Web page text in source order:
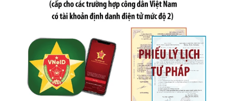
ngày 19 tháng 10 năm 2020 của Chính phủ quy định xử
phạt vi phạm hành chính về thuế, hóa đơn được sửa đổi, bổ
sung bởi Nghị định số 102/2021/NĐ-CP
Ngày ban hành: 20/07/2026
Số kí hiệu:2303/QĐ-UBND
Tên: Quyết định công bố Danh mục thủ tục hành chính mới
ban hành, được sửa đổi, bổ sung, bị bãi bỏ và phê duyệt
Quy trình nội bộ, quy trình điện tử giải quyết thủ tục hành
chính trong một số lĩnh vực thuộc phạm vi chức năng quản